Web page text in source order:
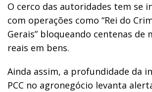
O cerco das autoridades tem se
com operações como “Rei do
Gerais” bloqueando centenas de
reais em bens.
Ainda assim, a profundidade da
PCC no agronegócio levanta